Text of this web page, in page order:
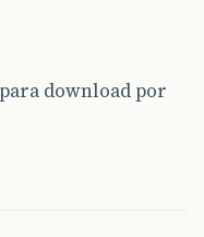
download por